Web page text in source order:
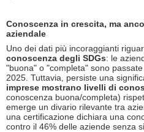
Conoscenza in crescita, ma
aziendale
Uno dei dati più incoraggianti
conoscenza degli SDGs: le
"buona" o "completa" sono
2025. Tuttavia, persiste una
imprese mostrano livelli di
conoscenza buona/completa)
emerge un divario rilevante tra
una certificazione dichiara una
contro il 46% delle aziende senza